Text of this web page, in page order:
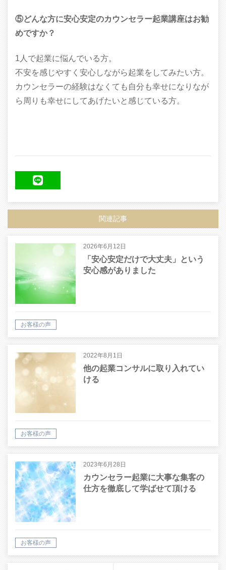
⑤どんな方に安心安定のカウンセラー起業講座はお勧
めですか？
1人で起業に悩んでいる方。
不安を感じやすく安心しながら起業をしてみたい方。
カウンセラーの経験はなくても自分も幸せになりなが
ら周りも幸せにしてあげたいと感じている方。
関連記事
2026年6月12日
「安心安定だけで大丈夫」という
安心感がありました
お客様の声
2022年8月1日
他の起業コンサルに取り入れてい
ける
お客様の声
2023年6月28日
カウンセラー起業に大事な集客の
仕方を徹底して学ばせて頂ける
お客様の声